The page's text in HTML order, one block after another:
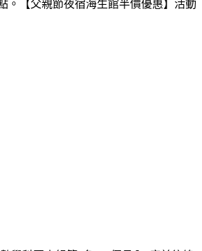
。【父親節夜宿海生館半價優惠】活動